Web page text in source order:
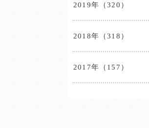
2019年（320）
2018年（318）
2017年（157）